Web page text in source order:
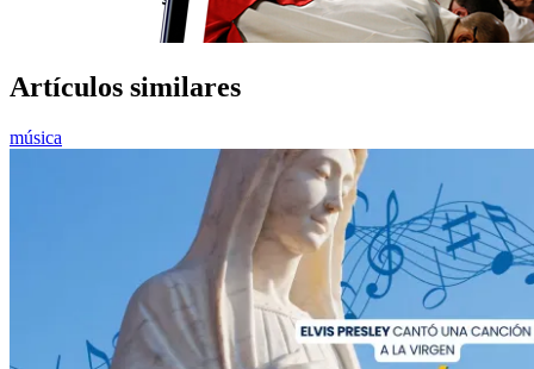
Artículos similares
música